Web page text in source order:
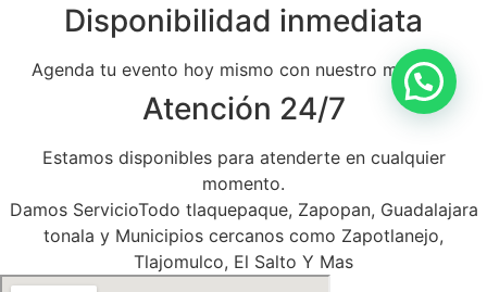
Disponibilidad inmediata
Agenda tu evento hoy mismo con nuestro mariachi.
Atención 24/7
Estamos disponibles para atenderte en cualquier
momento.
Damos ServicioTodo tlaquepaque, Zapopan, Guadalajara
tonala y Municipios cercanos como Zapotlanejo,
Tlajomulco, El Salto Y Mas